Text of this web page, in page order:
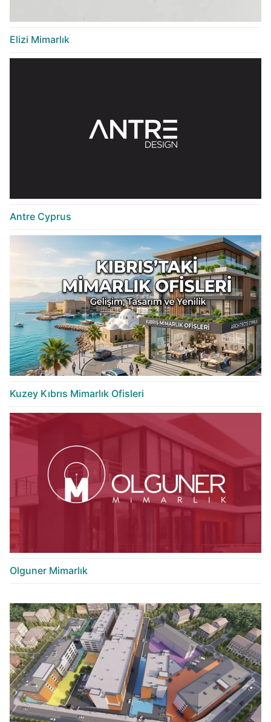
Elizi Mimarlık
Antre Cyprus
Kuzey Kıbrıs Mimarlık Ofisleri
Olguner Mimarlık